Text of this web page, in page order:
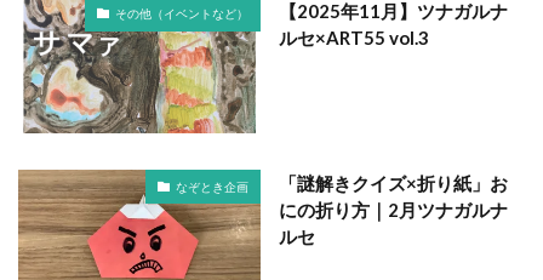
その他（イベントなど）
【2025年11月】ツナガルナ
ルセ×ART55 vol.3
なぞとき企画
「謎解きクイズ×折り紙」お
にの折り方｜2月ツナガルナ
ルセ